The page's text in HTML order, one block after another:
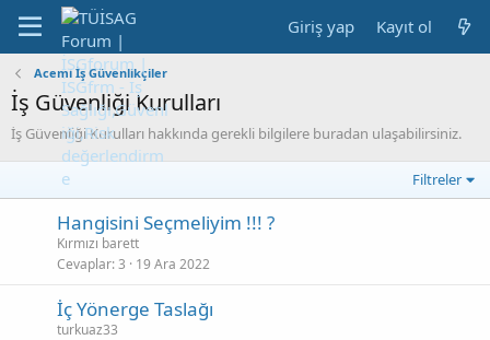
Giriş yap Kayıt ol
Acemi İş Güvenlikçiler
İş Güvenliği Kurulları
İş Güvenliği Kurulları hakkında gerekli bilgilere buradan ulaşabilirsiniz.
Filtreler
Hangisini Seçmeliyim !!! ?
Kırmızı barett
Cevaplar 3 19 Ara 2022
İç Yönerge Taslağı
turkuaz33